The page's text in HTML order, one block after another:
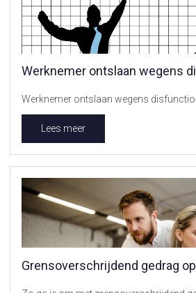
Werknemer ontslaan wegens
Werknemer ontslaan wegens
Lees meer
Grensoverschrijdend gedrag